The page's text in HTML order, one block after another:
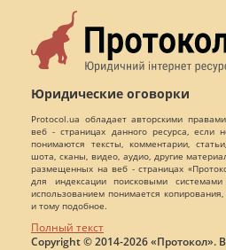
Юридические оговорки
Protocol.ua обладает авторскими
веб - страницах данного ресурса, если
понимаются тексты, комментарии,
шота, сканы, видео, аудио, другие
размещенных на веб - страницах
для индексации поисковыми
использованием понимается
и тому подобное.
Полный текст
Copyright © 2014-2026